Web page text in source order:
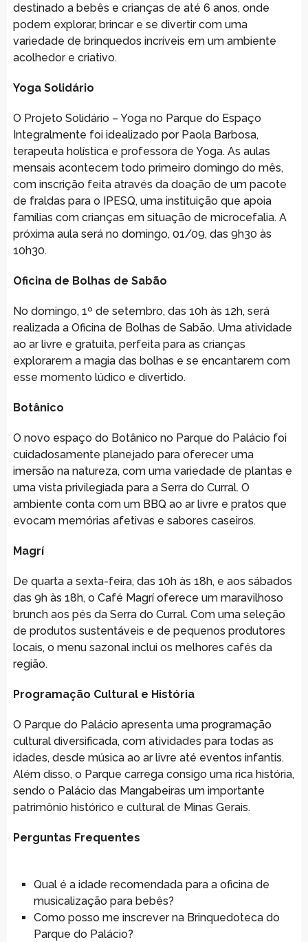
destinado a bebês e crianças de até 6 anos, onde
podem explorar, brincar e se divertir com uma
variedade de brinquedos incríveis em um ambiente
acolhedor e criativo.
Yoga Solidário
O Projeto Solidário – Yoga no Parque do Espaço
Integralmente foi idealizado por Paola Barbosa,
terapeuta holística e professora de Yoga. As aulas
mensais acontecem todo primeiro domingo do mês,
com inscrição feita através da doação de um pacote
de fraldas para o IPESQ, uma instituição que apoia
famílias com crianças em situação de microcefalia. A
próxima aula será no domingo, 01/09, das 9h30 às
10h30.
Oficina de Bolhas de Sabão
No domingo, 1º de setembro, das 10h às 12h, será
realizada a Oficina de Bolhas de Sabão. Uma atividade
ao ar livre e gratuita, perfeita para as crianças
explorarem a magia das bolhas e se encantarem com
esse momento lúdico e divertido.
Botânico
O novo espaço do Botânico no Parque do Palácio foi
cuidadosamente planejado para oferecer uma
imersão na natureza, com uma variedade de plantas e
uma vista privilegiada para a Serra do Curral. O
ambiente conta com um BBQ ao ar livre e pratos que
evocam memórias afetivas e sabores caseiros.
Magrí
De quarta a sexta-feira, das 10h às 18h, e aos sábados
das 9h às 18h, o Café Magrí oferece um maravilhoso
brunch aos pés da Serra do Curral. Com uma seleção
de produtos sustentáveis e de pequenos produtores
locais, o menu sazonal inclui os melhores cafés da
região.
Programação Cultural e História
O Parque do Palácio apresenta uma programação
cultural diversificada, com atividades para todas as
idades, desde música ao ar livre até eventos infantis.
Além disso, o Parque carrega consigo uma rica história,
sendo o Palácio das Mangabeiras um importante
patrimônio histórico e cultural de Minas Gerais.
Perguntas Frequentes
Qual é a idade recomendada para a oficina de
musicalização para bebês?
Como posso me inscrever na Brinquedoteca do
Parque do Palácio?